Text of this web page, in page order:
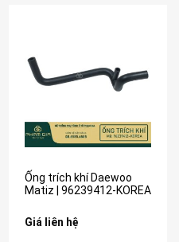
Ống trích khí Daewoo
Matiz | 96239412-KOREA
Giá liên hệ